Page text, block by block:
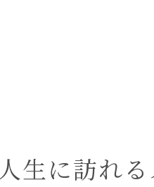
人生に訪れ